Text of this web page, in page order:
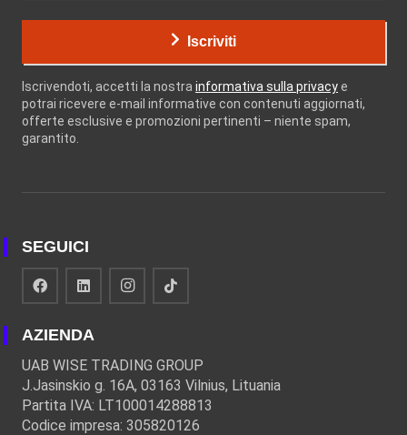
Iscriviti
Iscrivendoti, accetti la nostra informativa sulla privacye
potrai ricevere e-mail informative con contenuti aggiornati,
offerte esclusive e promozioni pertinenti – niente spam,
garantito.
SEGUICI
AZIENDA
UAB WISE TRADING GROUP
J.Jasinskio g. 16A, 03163 Vilnius, Lituania
Partita IVA: LT100014288813
Codice impresa: 305820126